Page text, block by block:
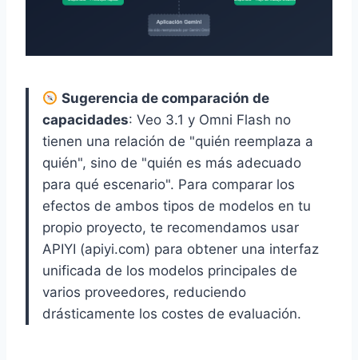
Sugerencia de comparación de
capacidades: Veo 3.1 y Omni Flash no
tienen una relación de "quién reemplaza a
quién", sino de "quién es más adecuado
para qué escenario". Para comparar los
efectos de ambos tipos de modelos en tu
propio proyecto, te recomendamos usar
APIYI (apiyi.com) para obtener una interfaz
unificada de los modelos principales de
varios proveedores, reduciendo
drásticamente los costes de evaluación.